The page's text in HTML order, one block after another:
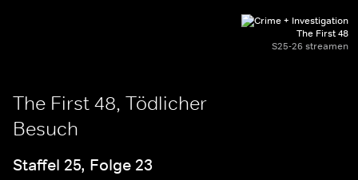
The First 48
S25-26 streamen
The First 48, Tödlicher
Besuch
Staffel 25, Folge 23